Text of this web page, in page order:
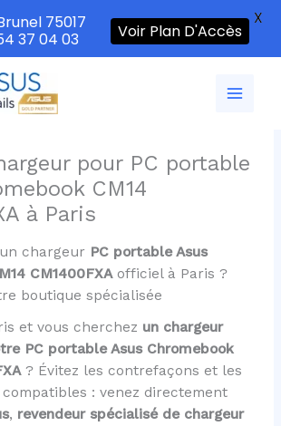
pour PC portable
CM14
à Paris
chargeur PC portable Asus
CM1400FXAofficiel à Paris ?
boutique spécialisée
et vous cherchez un chargeur
PC portable Asus Chromebook
? Évitez les contrefaçons et les
: venez directement
, revendeur spécialisé de chargeur
75017
37 04 03
Voir Plan D'Accès
X